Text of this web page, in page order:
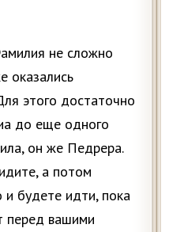
не сложно
оказались
этого достаточно
до еще одного
он же Педрера.
а потом
и будете идти, пока
перед вашими